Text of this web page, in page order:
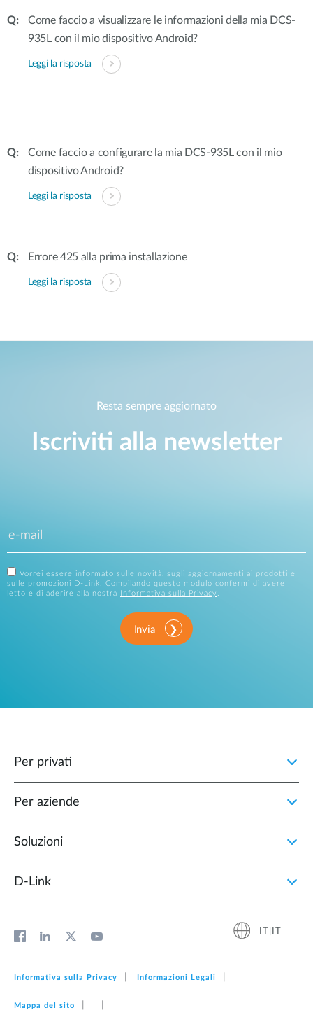
Come faccio a visualizzare le informazioni della mia DCS-
935L con il mio dispositivo Android?
Leggi la risposta
Come faccio a configurare la mia DCS-935L con il mio
dispositivo Android?
Leggi la risposta
Errore 425 alla prima installazione
Leggi la risposta
Resta sempre aggiornato
Iscriviti alla newsletter
Vorrei essere informato sulle novità, sugli aggiornamenti ai prodotti e
sulle promozioni D-Link. Compilando questo modulo confermi di avere
letto e di aderire alla nostra
Informativa sulla Privacy .
Invia
Per privati
Per aziende
Soluzioni
D‑Link
Informativa sulla Privacy Informazioni Legali
Mappa del sito